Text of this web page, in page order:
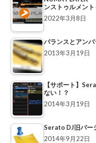
ンストゥルメント
2022年3月8日
バランスとアン
2013年3月19日
【サポート】
ない！？
2014年3月19日
Serato DJ旧バー
2014年9月22日